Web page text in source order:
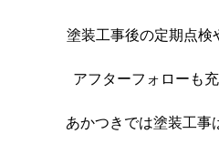
塗装工事後の定期点検
アフターフォローも
あかつきでは塗装工事